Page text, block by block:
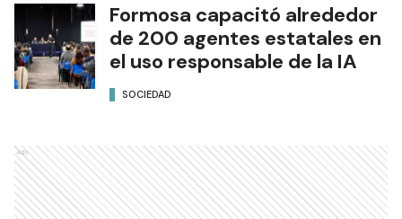
Formosa capacitó alrededor
de 200 agentes estatales en
el uso responsable de la IA
SOCIEDAD
Ads